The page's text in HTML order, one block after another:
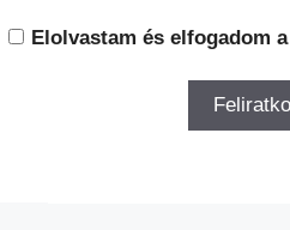
Elolvastam és elfogadom a